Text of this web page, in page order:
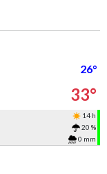
26°
33°
14 h
20 %
0 mm